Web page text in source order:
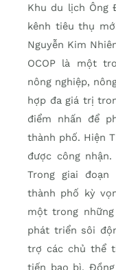
Khu du lịch Ông
kênh tiêu thụ
Nguyễn Kim
OCOP là một
nông nghiệp,
hợp đa giá trị
điểm nhấn để
thành phố. Hiện
được công
Trong giai đoạn
thành phố kỳ
một trong
phát triển sôi
trợ các chủ thể
tiến bao bì.